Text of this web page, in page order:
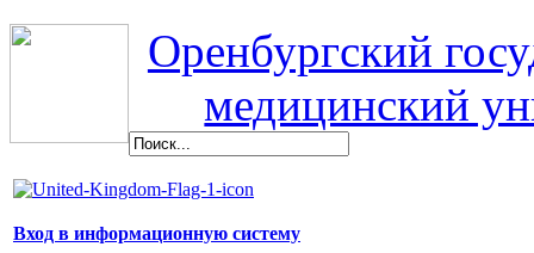
Оренбургский
медицинский
Вход в информационную систему